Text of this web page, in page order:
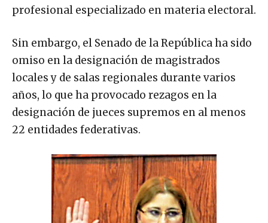
profesional especializado en materia electoral.
Sin embargo, el Senado de la República ha sido
omiso en la designación de magistrados
locales y de salas regionales durante varios
años, lo que ha provocado rezagos en la
designación de jueces supremos en al menos
22 entidades federativas.